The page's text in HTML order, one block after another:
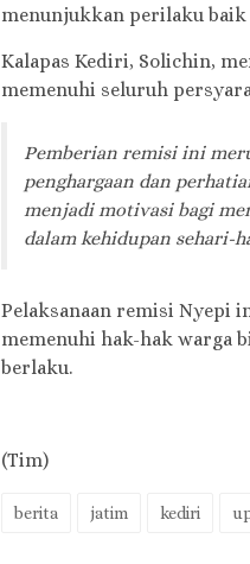
menunjukkan perilaku baik
Kalapas Kediri, Solichin,
memenuhi seluruh
Pemberian remisi ini
penghargaan dan
menjadi motivasi bagi
dalam kehidupan sehari-
Pelaksanaan remisi Nyepi
memenuhi hak-hak warga
berlaku.
(Tim)
berita jatim kediri